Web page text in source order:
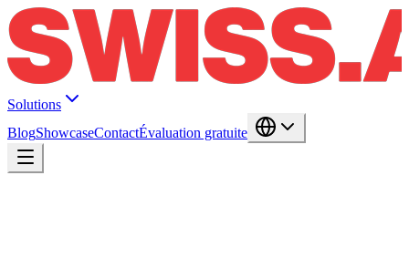
Solutions
BlogShowcaseContactÉvaluation gratuite